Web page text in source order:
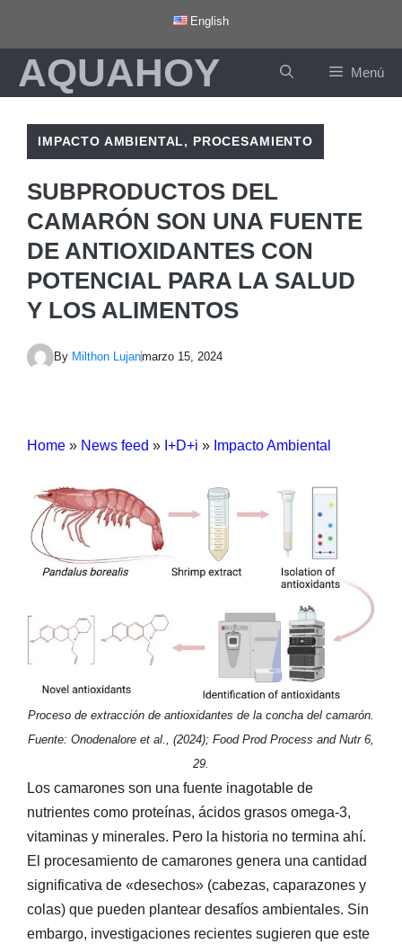
contenido
English
AQUAHOY Menú
IMPACTO AMBIENTAL, PROCESAMIENTO
SUBPRODUCTOS DEL
CAMARÓN SON UNA FUENTE
DE ANTIOXIDANTES CON
POTENCIAL PARA LA SALUD
Y LOS ALIMENTOS
By Milthon Lujanmarzo 15, 2024
Home » News feed » I+D+i » Impacto Ambiental
Proceso de extracción de antioxidantes de la concha del camarón.
Fuente: Onodenalore et al., (2024); Food Prod Process and Nutr 6,
29.
Los camarones son una fuente inagotable de
nutrientes como proteínas, ácidos grasos omega-3,
vitaminas y minerales. Pero la historia no termina ahí.
El procesamiento de camarones genera una cantidad
significativa de «desechos» (cabezas, caparazones y
colas) que pueden plantear desafíos ambientales. Sin
embargo, investigaciones recientes sugieren que este